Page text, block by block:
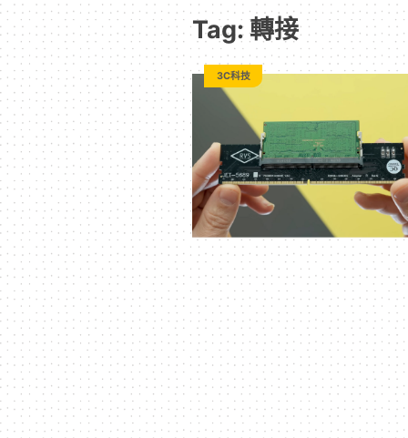
漫
二
次
元
｜
3C
科
技
Tag: 轉接
3C科技